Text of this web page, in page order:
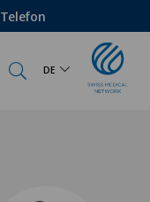
Telefon
DE